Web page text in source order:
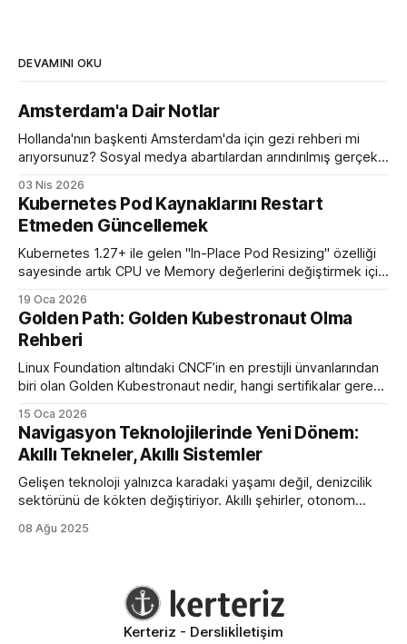
DEVAMINI OKU
Amsterdam'a Dair Notlar
Hollanda'nın başkenti Amsterdam'da için gezi rehberi mi
arıyorsunuz? Sosyal medya abartılardan arındırılmış gerçek
03 Nis 2026
Kubernetes Pod Kaynaklarını Restart
Etmeden Güncellemek
Kubernetes 1.27+ ile gelen "In-Place Pod Resizing" özelliği
sayesinde artık CPU ve Memory değerlerini değiştirmek için
19 Oca 2026
Golden Path: Golden Kubestronaut Olma
Rehberi
Linux Foundation altındaki CNCF’in en prestijli ünvanlarından
biri olan Golden Kubestronaut nedir, hangi sertifikalar gerekir
Golden Kubestronaut’undan adım adım başarı rehberi.
15 Oca 2026
Navigasyon Teknolojilerinde Yeni Dönem:
Akıllı Tekneler, Akıllı Sistemler
Gelişen teknoloji yalnızca karadaki yaşamı değil, denizcilik
sektörünü de kökten değiştiriyor. Akıllı şehirler, otonom
araçlarında da kendine yer bulmuş durumda. Navigasyon
yerini giderek daha fazla otomasyonla çalışan, gerçek
08 Ağu 2025
Kerteriz - Derslikİletişim